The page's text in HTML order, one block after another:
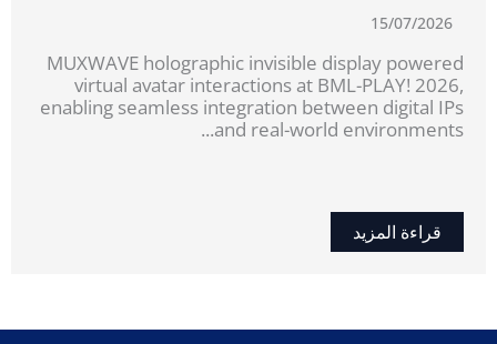
15/07/2026
MUXWAVE holographic invisible display powered
virtual avatar interactions at BML-PLAY! 2026,
enabling seamless integration between digital IPs
and real-world environments...
قراءة المزيد